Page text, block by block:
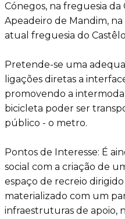
Cónegos, na freguesia da
Apeadeiro de Mandim,
atual freguesia do
Pretende-se uma
ligações diretas a
promovendo a
bicicleta poder ser
público - o metro.
Pontos de Interesse: É
social com a criação de
espaço de recreio
materializado com um
infraestruturas de apoio,